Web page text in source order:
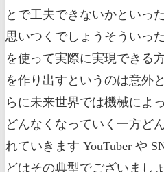
とで工夫できないかといっ
思いつくでしょうそういっ
を使って実際に実現できる
を作り出すというのは意外
らに未来世界では機械によ
どんなくなっていく一方ど
れていきます YouTuber や
どはその典型でございまし